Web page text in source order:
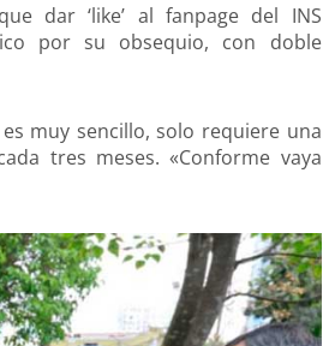
dar ‘like’ al fanpage del INS
por su obsequio, con doble
muy sencillo, solo requiere una
tres meses. «Conforme vaya